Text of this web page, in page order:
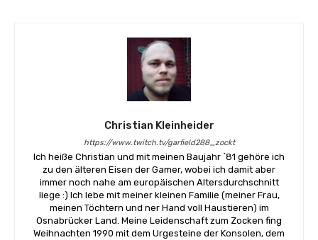
Christian Kleinheider
https://www.twitch.tv/garfield288_zockt
Ich heiße Christian und mit meinen Baujahr ´81 gehöre ich
zu den älteren Eisen der Gamer, wobei ich damit aber
immer noch nahe am europäischen Altersdurchschnitt
liege :) Ich lebe mit meiner kleinen Familie (meiner Frau,
meinen Töchtern und ner Hand voll Haustieren) im
Osnabrücker Land. Meine Leidenschaft zum Zocken fing
Weihnachten 1990 mit dem Urgesteine der Konsolen, dem